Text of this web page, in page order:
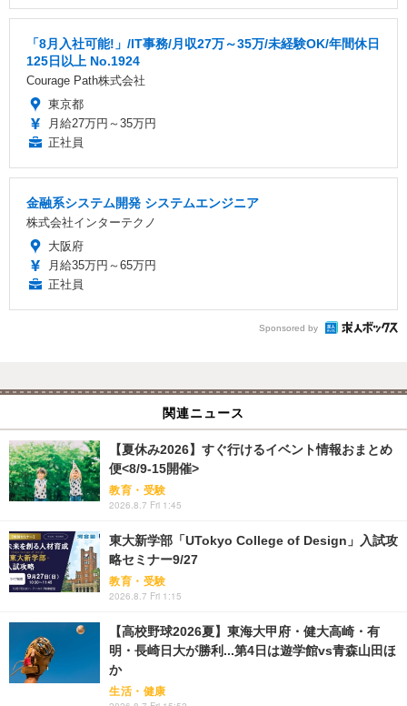
「8月入社可能!」/IT事務/月収27万～35万/未経験OK/年間休日
125日以上 No.1924
Courage Path株式会社
東京都
月給27万円～35万円
正社員
金融系システム開発 システムエンジニア
株式会社インターテクノ
大阪府
月給35万円～65万円
正社員
Sponsored by
関連ニュース
【夏休み2026】すぐ行けるイベント情報おまとめ
便<8/9-15開催>
教育・受験
2026.8.7 Fri 1:45
東大新学部「UTokyo College of Design」入試攻
略セミナー9/27
教育・受験
2026.8.7 Fri 1:15
【高校野球2026夏】東海大甲府・健大高崎・有
明・長崎日大が勝利...第4日は遊学館vs青森山田ほ
か
生活・健康